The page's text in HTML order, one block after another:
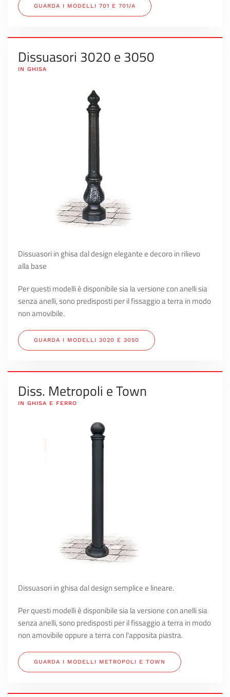
GUARDA I MODELLI 701 E 701/A
Dissuasori 3020 e 3050
IN GHISA
Dissuasori in ghisa dal design elegante e decoro in rilievo
alla base
Per questi modelli è disponibile sia la versione con anelli sia
senza anelli, sono predisposti per il fissaggio a terra in modo
non amovibile.
GUARDA I MODELLI 3020 E 3050
Diss. Metropoli e Town
IN GHISA E FERRO
Dissuasori in ghisa dal design semplice e lineare.
Per questi modelli è disponibile sia la versione con anelli sia
senza anelli, sono predisposti per il fissaggio a terra in modo
non amovibile oppure a terra con l'apposita piastra.
GUARDA I MODELLI METROPOLI E TOWN